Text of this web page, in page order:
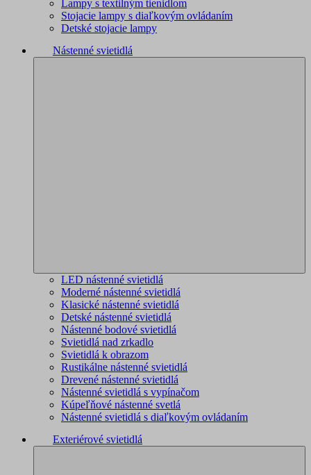
Lampy s textilným tienidlom
Stojacie lampy s diaľkovým ovládaním
Detské stojacie lampy
Nástenné svietidlá
LED nástenné svietidlá
Moderné nástenné svietidlá
Klasické nástenné svietidlá
Detské nástenné svietidlá
Nástenné bodové svietidlá
Svietidlá nad zrkadlo
Svietidlá k obrazom
Rustikálne nástenné svietidlá
Drevené nástenné svietidlá
Nástenné svietidlá s vypínačom
Kúpeľňové nástenné svetlá
Nástenné svietidlá s diaľkovým ovládaním
Exteriérové svietidlá